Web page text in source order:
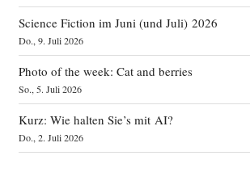
Science Fiction im Juni (und Juli) 2026
Do., 9. Juli 2026
Photo of the week: Cat and berries
So., 5. Juli 2026
Kurz: Wie halten Sie’s mit AI?
Do., 2. Juli 2026